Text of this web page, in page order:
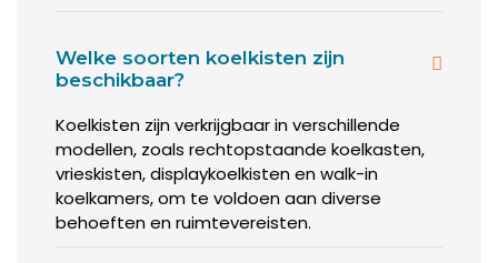
De beste koelkisten bij
elkaar
Je zoekt een koelkist online? We hebben deze in onze
webshop overzichtelijk voor je bij elkaar staan. Schroom
dan ook niet om eens contact met ons op te nemen als je
vragen heeft over onze koelkisten. Wellicht vind je hier een
koelkist die je graag aan wil schaffen, maar waar je nog
Welke soorten koelkisten zijn
beschikbaar?
Koelkisten zijn verkrijgbaar in verschillende
modellen, zoals rechtopstaande koelkasten,
vrieskisten, displaykoelkisten en walk-in
koelkamers, om te voldoen aan diverse
behoeften en ruimtevereisten.